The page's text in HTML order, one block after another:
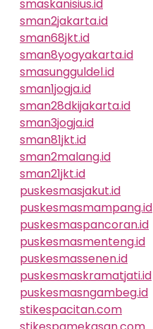
smaskanisius.id
sman2jakarta.id
sman68jkt.id
sman8yogyakarta.id
smasungguldel.id
sman1jogja.id
sman28dkijakarta.id
sman3jogja.id
sman81jkt.id
sman2malang.id
sman21jkt.id
puskesmasjakut.id
puskesmasmampang.id
puskesmaspancoran.id
puskesmasmenteng.id
puskesmassenen.id
puskesmaskramatjati.id
puskesmasngambeg.id
stikespacitan.com